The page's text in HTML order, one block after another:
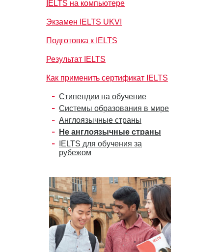
IELTS на компьютере
Экзамен IELTS UKVI
Подготовка к IELTS
Результат IELTS
Как применить сертификат IELTS
Стипендии на обучение
Системы образования в мире
Англоязычные страны
Не англоязычные страны
IELTS для обучения за
рубежом